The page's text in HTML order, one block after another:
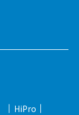
HiPro